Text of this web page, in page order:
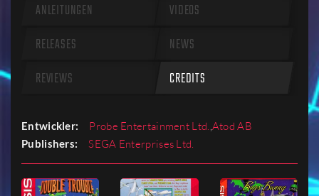
ANLEITUNGEN
VIDEOS
RELEASES
NEWS
REVIEWS
CREDITS
Entwickler: Probe Entertainment Ltd.,Atod AB
Publishers: SEGA Enterprises Ltd.